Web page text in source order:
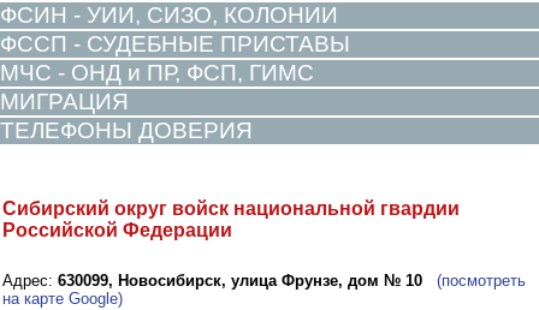
ФСИН - УИИ, СИЗО, КОЛОНИИ
ФССП - СУДЕБНЫЕ ПРИСТАВЫ
МЧС - ОНД и ПР, ФСП, ГИМС
МИГРАЦИЯ
ТЕЛЕФОНЫ ДОВЕРИЯ
Сибирский округ войск национальной гвардии
Российской Федерации
Адрес: 630099, Новосибирск, улица Фрунзе, дом № 10
(посмотреть
на карте Google)